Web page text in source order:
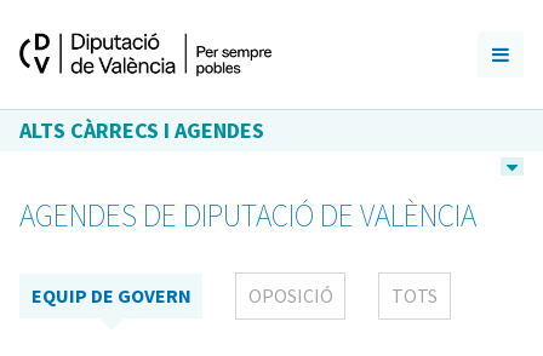
ALTS CÀRRECS I AGENDES
AGENDES DE DIPUTACIÓ DE VALÈNCIA
EQUIP DE GOVERN OPOSICIÓ TOTS